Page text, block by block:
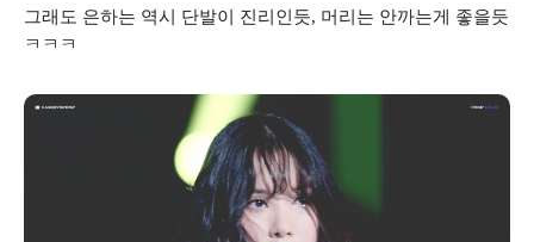
그래도 은하는 역시 단발이 진리인듯, 머리는 안까는게 좋을듯
ㅋㅋㅋ